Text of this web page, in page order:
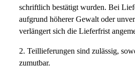
schriftlich bestätigt wurden. Bei
aufgrund höherer Gewalt oder
verlängert sich die Lieferfrist
2. Teillieferungen sind zulässig,
zumutbar.